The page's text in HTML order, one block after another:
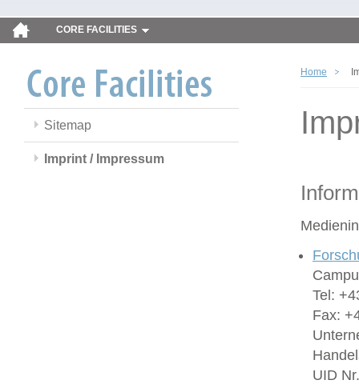
CORE FACILITIES
Sitemap
Imprint / Impressum
Home
Tel:
Fax:
UID